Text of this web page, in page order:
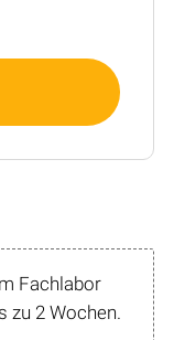
Fachlabor
zu 2 Wochen.